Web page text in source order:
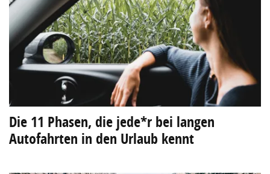
Die 11 Phasen, die jede*r bei langen
Autofahrten in den Urlaub kennt